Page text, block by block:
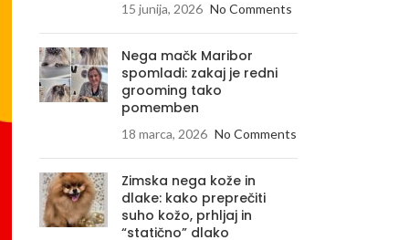
15 junija, 2026 No Comments
Nega mačk Maribor
spomladi: zakaj je redni
grooming tako
pomemben
18 marca, 2026 No Comments
Zimska nega kože in
dlake: kako preprečiti
suho kožo, prhljaj in
“statično” dlako